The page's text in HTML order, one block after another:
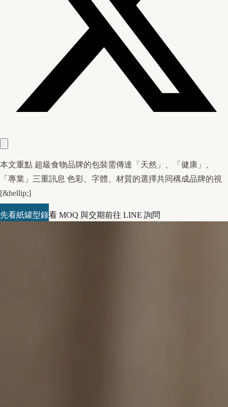
本文重點 超級食物品牌的包裝需傳達「天然」、「健康」、
「專業」三重訊息 色彩、字體、材質的選擇共同構成品牌的視
[&hellip;]
先看紙罐型錄看 MOQ 與交期前往 LINE 詢問